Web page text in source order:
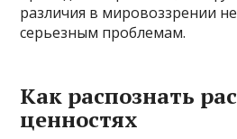
различия в мировоззрении
серьезным проблемам.
Как распознать
ценностях